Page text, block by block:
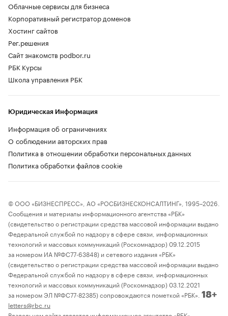
Облачные сервисы для бизнеса
Корпоративный регистратор доменов
Хостинг сайтов
Рег.решения
Сайт знакомств podbor.ru
РБК Курсы
Школа управления РБК
Юридическая Информация
Информация об ограничениях
О соблюдении авторских прав
Политика в отношении обработки персональных данных
Политика обработки файлов cookie
© ООО «БИЗНЕСПРЕСС», АО «РОСБИЗНЕСКОНСАЛТИНГ», 1995–2026.
Сообщения и материалы информационного агентства «РБК»
(свидетельство о регистрации средства массовой информации выдано
Федеральной службой по надзору в сфере связи, информационных
технологий и массовых коммуникаций (Роскомнадзор) 09.12.2015
за номером ИА №ФС77-63848) и сетевого издания «РБК»
(свидетельство о регистрации средства массовой информации выдано
Федеральной службой по надзору в сфере связи, информационных
технологий и массовых коммуникаций (Роскомнадзор) 03.12.2021
за номером ЭЛ №ФС77-82385) сопровождаются пометкой «РБК». 18+
letters@rbc.ru